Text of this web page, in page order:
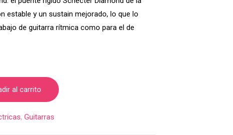
estable y un sustain mejorado, lo que lo
de guitarra rítmica como para el de
al carrito
, Guitarras